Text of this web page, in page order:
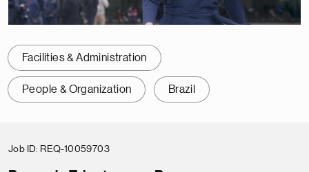
Facilities & Administration
People & Organization Brazil
Job ID REQ-10059703